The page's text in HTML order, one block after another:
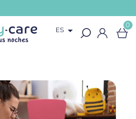
ES  0